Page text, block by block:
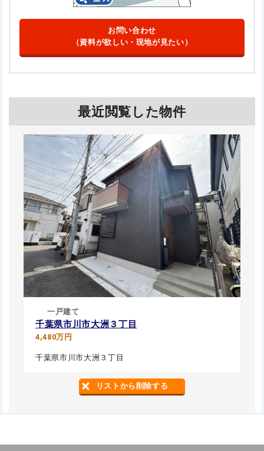
お問い合わせ
（資料が欲しい・現地が見たい）
最近閲覧した物件
一戸建て
千葉県市川市大洲３丁目
4,480万円
千葉県市川市大洲３丁目
リストから削除する